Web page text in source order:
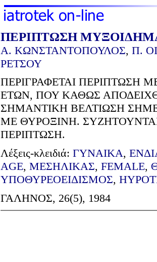
ΠΕΡΙΠΤΩΣΗ
Α. ΚΩΝΣΤΑΝΤΟΠΟΥΛΟΣ, Π.
ΡΕΤΣΟΥ
ΠΕΡΙΓΡΑΦΕΤΑΙ ΠΕΡΙΠΤΩΣΗ
ΕΤΩΝ, ΠΟΥ ΚΑΘΩΣ
ΣΗΜΑΝΤΙΚΗ ΒΕΛΤΙΩΣΗ
ΜΕ ΘΥΡΟΞΙΝΗ.
ΠΕΡΙΠΤΩΣΗ.
Λέξεις-κλειδιά: ΓΥΝΑΙΚΑ,
AGE, ΜΕΣΗΛΙΚΑΣ, FEMALE,
ΥΠΟΘΥΡΕΟΕΙΔΙΣΜΟΣ,
ΓΑΛΗΝΟΣ, 26(5), 1984